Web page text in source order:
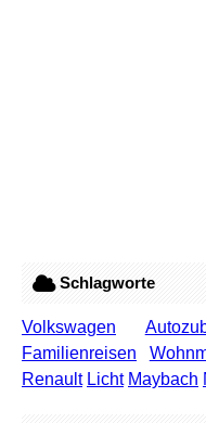
Schlagworte
Volkswagen
Familienreisen
Renault Licht Maybach